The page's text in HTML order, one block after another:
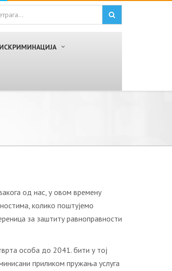
од нас, у овом времену
колико поштујемо
за заштиту равноправности
особа до 2041. бити у тој
приликом пружања услуга